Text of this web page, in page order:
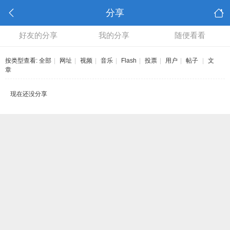
分享
好友的分享 我的分享 随便看看
按类型查看: 全部 网址 视频 音乐 Flash 投票 用户 帖子
文
章
现在还没分享